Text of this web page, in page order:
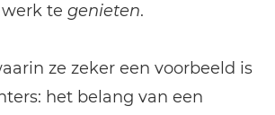
te genieten.
ze zeker een voorbeeld is
het belang van een